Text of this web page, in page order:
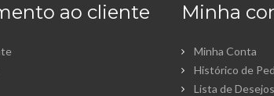
ao cliente Minha
Minha Conta
Histórico de
Lista de Desejos